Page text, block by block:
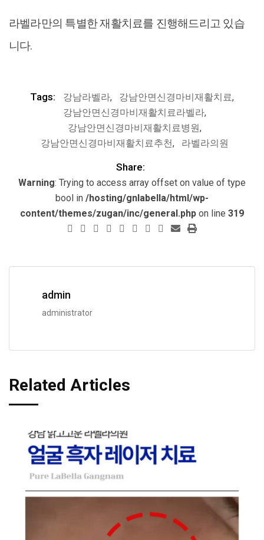
라벨라만의 특별한 재활치료를 진행해드리고 있습
니다.
Tags: 강남라벨라, 강남안면신경마비재활치료,
강남안면신경마비재활치료라벨라,
강남안면신경마비재활치료병원,
강남안면신경마비재활치료추천, 라벨라의원
Share:
Warning: Trying to access array offset on value of type
bool in /hosting/gnlabella/html/wp-
content/themes/zugan/inc/general.php on line 319
admin
administrator
Related Articles